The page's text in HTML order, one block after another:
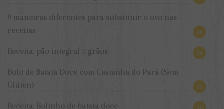
9 maneiras diferentes para substituir o ovo nas
receitas
16
Receita: pão integral 7 grãos 14
Bolo de Batata Doce com Castanha do Pará (Sem
Glúten)
11
Receita: Bolinho de batata doce 10